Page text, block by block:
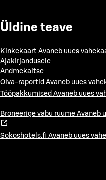
Üldine teave
Kinkekaart Avaneb uues
Ajakirjandusele
Andmekaitse
Oiva-raportid Avaneb uues
Tööpakkumised Avaneb uues
Broneerige vabu ruume Avaneb
Sokoshotels.fi Avaneb uues